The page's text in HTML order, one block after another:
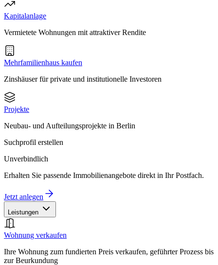
Kapitalanlage
Vermietete Wohnungen mit attraktiver Rendite
Mehrfamilienhaus kaufen
Zinshäuser für private und institutionelle Investoren
Projekte
Neubau- und Aufteilungsprojekte in Berlin
Suchprofil erstellen
Unverbindlich
Erhalten Sie passende Immobilienangebote direkt in Ihr Postfach.
Jetzt anlegen
Leistungen
Wohnung verkaufen
Ihre Wohnung zum fundierten Preis verkaufen, geführter Prozess bis
zur Beurkundung